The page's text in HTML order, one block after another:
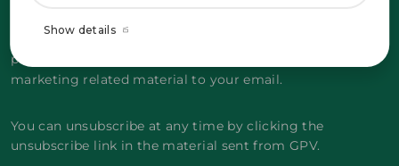
Show details
By signing up, you agree to GPV storing your
personal data with the purpose of sending
marketing related material to your email.
You can unsubscribe at any time by clicking the
unsubscribe link in the material sent from GPV.